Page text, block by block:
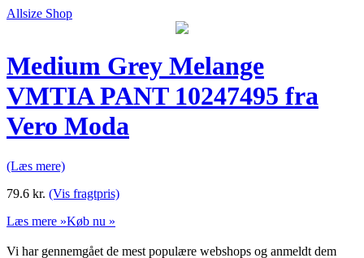
Allsize Shop
Medium Grey Melange
VMTIA PANT 10247495 fra
Vero Moda
(Læs mere)
79.6 kr. (Vis fragtpris)
Læs mere »Køb nu »
Vi har gennemgået de mest populære webshops og anmeldt dem